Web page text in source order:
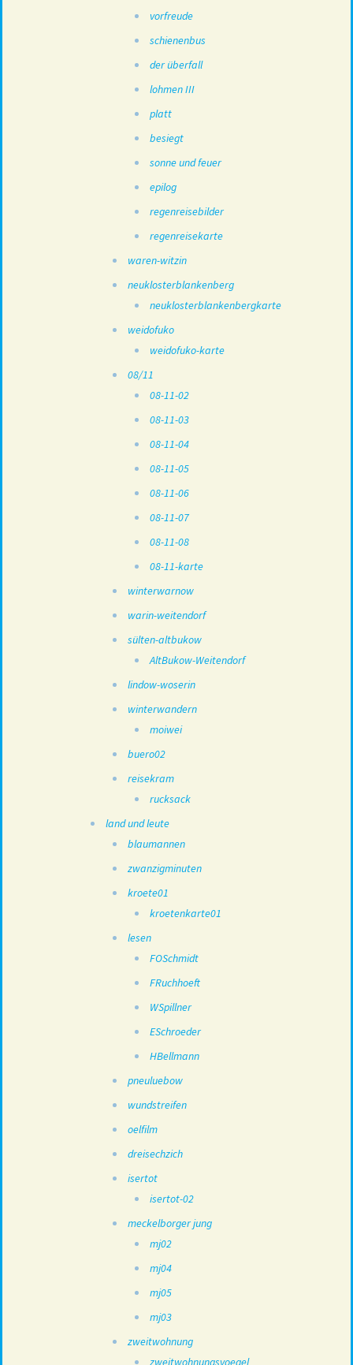
vorfreude
schienenbus
der überfall
lohmen III
platt
besiegt
sonne und feuer
epilog
regenreisebilder
regenreisekarte
waren-witzin
neuklosterblankenberg
neuklosterblankenbergkarte
weidofuko
weidofuko-karte
08/11
08-11-02
08-11-03
08-11-04
08-11-05
08-11-06
08-11-07
08-11-08
08-11-karte
winterwarnow
warin-weitendorf
sülten-altbukow
AltBukow-Weitendorf
lindow-woserin
winterwandern
moiwei
buero02
reisekram
rucksack
land und leute
blaumannen
zwanzigminuten
kroete01
kroetenkarte01
lesen
FOSchmidt
FRuchhoeft
WSpillner
ESchroeder
HBellmann
pneuluebow
wundstreifen
oelfilm
dreisechzich
isertot
isertot-02
meckelborger jung
mj02
mj04
mj05
mj03
zweitwohnung
zweitwohnungsvoegel